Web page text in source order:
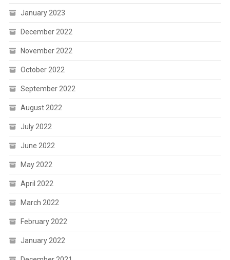
January 2023
December 2022
November 2022
October 2022
September 2022
August 2022
July 2022
June 2022
May 2022
April 2022
March 2022
February 2022
January 2022